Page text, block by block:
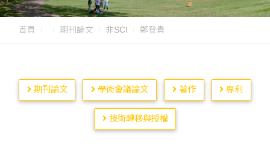
首頁 期刊論文 非SCI 鄭登貴
期刊論文 學術會議論文 著作 專利
技術轉移與授權